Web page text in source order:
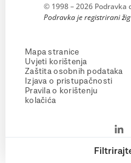
© 1998 – 2026 Podravka
Podravka je registrirani
Mapa stranice
Uvjeti korištenja
Zaštita osobnih podataka
Izjava o pristupačnosti
Pravila o korištenju
kolačića